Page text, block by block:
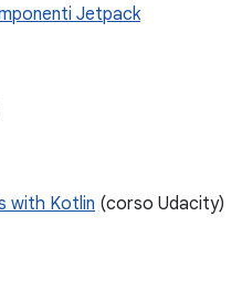
Jetpack
with Kotlin (corso Udacity)